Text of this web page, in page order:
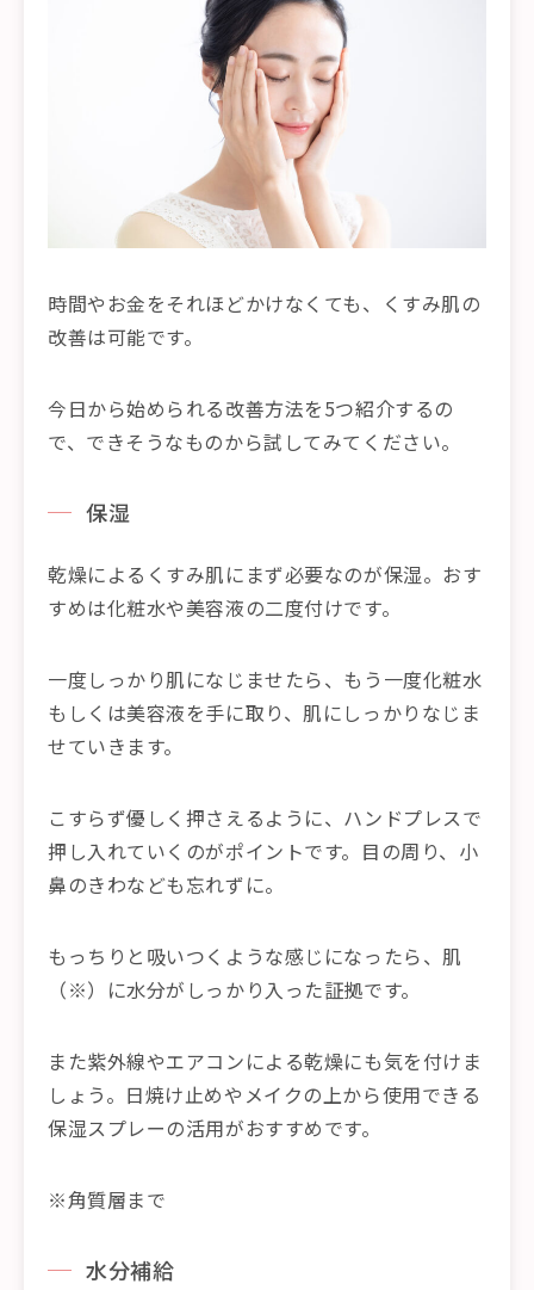
時間やお金をそれほどかけなくても、くすみ肌の
改善は可能です。
今日から始められる改善方法を5つ紹介するの
で、できそうなものから試してみてください。
保湿
乾燥によるくすみ肌にまず必要なのが保湿。おす
すめは化粧水や美容液の二度付けです。
一度しっかり肌になじませたら、もう一度化粧水
もしくは美容液を手に取り、肌にしっかりなじま
せていきます。
こすらず優しく押さえるように、ハンドプレスで
押し入れていくのがポイントです。目の周り、小
鼻のきわなども忘れずに。
もっちりと吸いつくような感じになったら、肌
（※）に水分がしっかり入った証拠です。
また紫外線やエアコンによる乾燥にも気を付けま
しょう。日焼け止めやメイクの上から使用できる
保湿スプレーの活用がおすすめです。
※角質層まで
水分補給